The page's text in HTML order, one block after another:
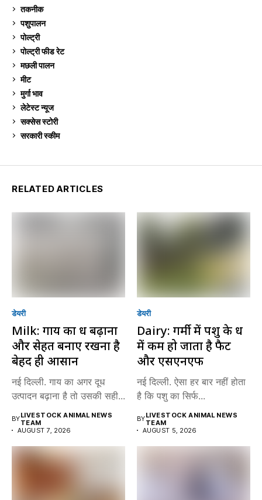
तकनीक
पशुपालन
पोल्ट्री
पोल्ट्री फीड रेट
मछली पालन
मीट
मुर्गा भाव
लेटेस्ट न्यूज
सक्सेस स्टो‍री
सरकारी स्की‍म
RELATED ARTICLES
डेयरी
Milk: गाय का दूध बढ़ाना
और सेहत बनाए रखना है
बेहद ही आसान
नई दिल्ली. गाय का अगर दूध
उत्पादन बढ़ाना है तो उसकी सही...
BYLIVESTOCK ANIMAL NEWS
TEAM
AUGUST 7, 2026
डेयरी
Dairy: गर्मी में पशु के दूध
में कम हो जाता है फैट
और एसएनएफ
नई दिल्ली. ऐसा हर बार नहीं होता
है कि पशु का सिर्फ...
BYLIVESTOCK ANIMAL NEWS
TEAM
AUGUST 5, 2026